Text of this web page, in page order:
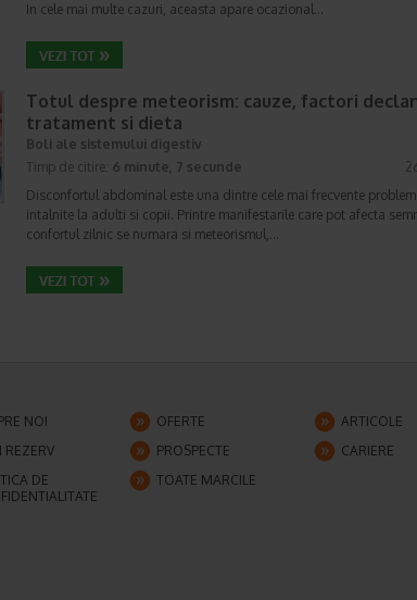
In cele mai multe cazuri, aceasta apare ocazional…
Totul despre meteorism: cauze, factori
tratament si dieta
Boli ale sistemului digestiv
Timp de citire: 6 minute, 7 secunde
Disconfortul abdominal este una dintre cele mai frecvente
intalnite la adulti si copii. Printre manifestarile care pot afecta
confortul zilnic se numara si meteorismul,…
NOI OFERTE
ARTICOLE
REZERV
PROSPECTE
CARIERE
DE
TOATE MARCILE